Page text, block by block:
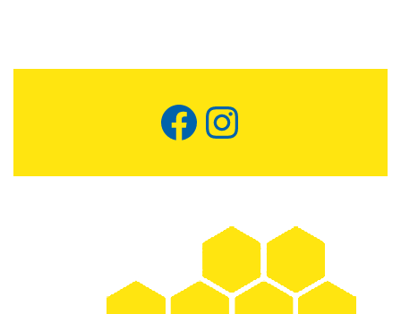
Facebook
Instagram